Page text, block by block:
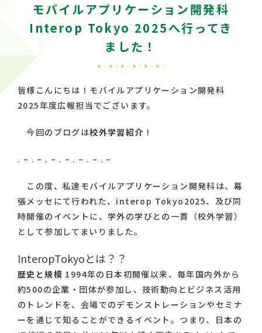
モバイルアプリケーション開発科
Interop Tokyo 2025へ行ってき
ました！
皆様こんにちは！モバイルアプリケーション開発科
2025年度広報担当でございます。
今回のブログは校外学習紹介 ！
. – . – . – . – . – . – . –
この度、私達モバイルアプリケーション開発科は、幕
張メッセにて行われた、interop Tokyo2025、及び同
時開催のイベントに、学外の学びとの一貫（校外学習）
として参加してまいりました。
InteropTokyoとは？？
歴史と規模 1994年の日本初開催以来、毎年国内外から
約500の企業・団体が参加し、技術動向とビジネス活用
のトレンドを、会場でのデモンストレーションやセミナ
ーを通じて知ることができるイベント。つまり、日本の